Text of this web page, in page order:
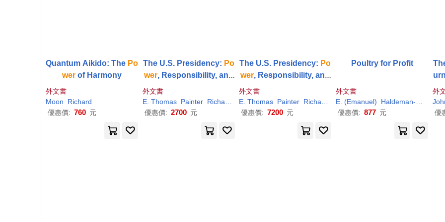
Quantum Aikido: The Po
wer of Harmony
外文書
Moon
Richard
優惠價: 760 元
The U.S. Presidency: Po
wer, Responsibility, and
Accountability
外文書
E. Thomas Painter Richard W.
Sullivan
優惠價: 2700 元
The U.S. Presidency: Po
wer, Responsibility, and
Accountability
外文書
E. Thomas Painter Richard W.
Sullivan
優惠價: 7200 元
Poultry for Profit
外文書
E. (Emanuel)
Haldeman-Julius
優惠價: 877 元
外
優